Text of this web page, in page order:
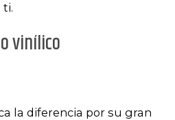
ti.
vinílico
la diferencia por su gran